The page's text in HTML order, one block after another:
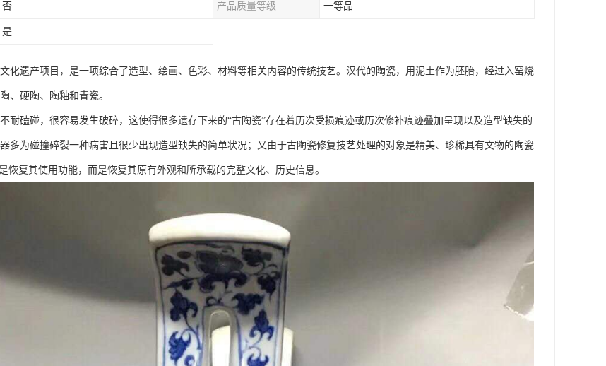
否 产品质量等级 一等品
是
化遗产项目，是一项综合了造型、绘画、色彩、材料等相关内容的传统技艺。汉代的陶瓷，用泥土作为胚胎，经过入窑烧
、硬陶、陶釉和青瓷。
耐磕碰，很容易发生破碎，这使得很多遗存下来的“古陶瓷”存在着历次受损痕迹或历次修补痕迹叠加呈现以及造型缺失的
多为碰撞碎裂一种病害且很少出现造型缺失的简单状况；又由于古陶瓷修复技艺处理的对象是精美、珍稀具有文物的陶瓷
恢复其使用功能，而是恢复其原有外观和所承载的完整文化、历史信息。